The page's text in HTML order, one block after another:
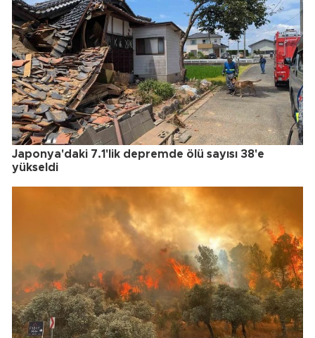
Japonya'daki 7.1'lik depremde ölü sayısı 38'e
yükseldi